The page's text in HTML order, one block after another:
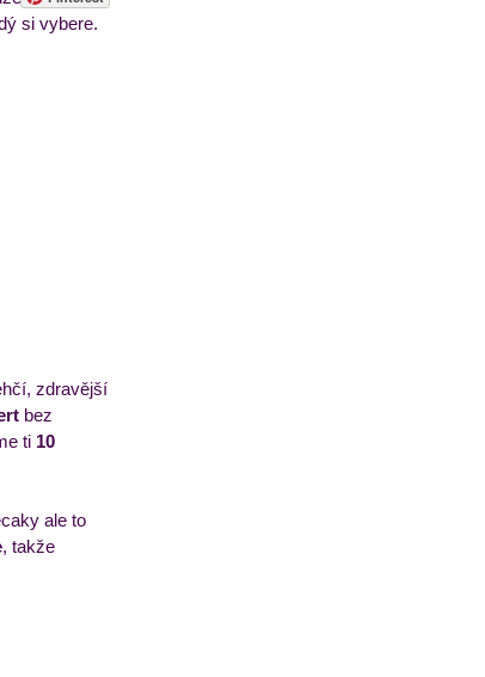
si vybere.
zdravější
bez
ti 10
ale to
, takže